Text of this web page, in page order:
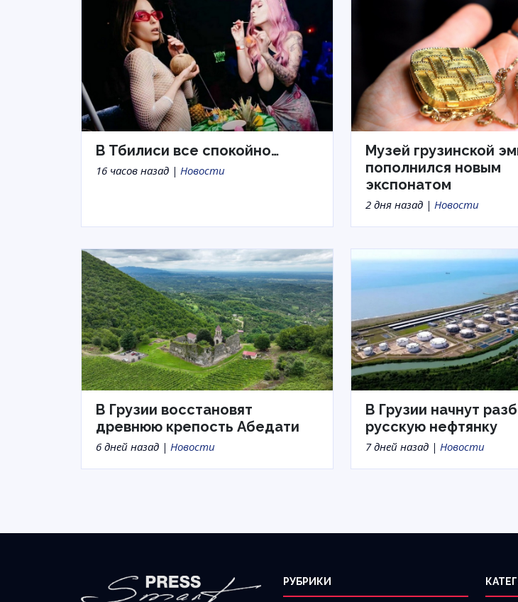
В Тбилиси все спокойно…
16 часов назад | Новости
Музей грузинской
пополнился новым
экспонатом
2 дня назад | Новости
В Грузии восстановят
древнюю крепость Абедати
6 дней назад | Новости
В Грузии начнут
русскую нефтянку
7 дней назад | Новости
РУБРИКИ